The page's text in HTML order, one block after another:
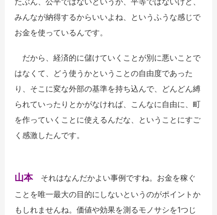
みんなが納得するからいいよね、というふうな感じで
お金を使っているんです。
だから、経済的に儲けていくことが別に悪いことで
はなくて、どう使うかということの自由度であった
り、そこに変な外部の基準を持ち込んで、どんどん縛
られていったりとかがなければ、こんなに自由に、町
を作っていくことに使えるんだな、ということにすご
く感激したんです。
山本それはなんだかよい事例ですね。お金を稼ぐ
ことを唯一最大の目的にしないというのがポイントか
もしれませんね。価値や効果を測るモノサシを1つじ